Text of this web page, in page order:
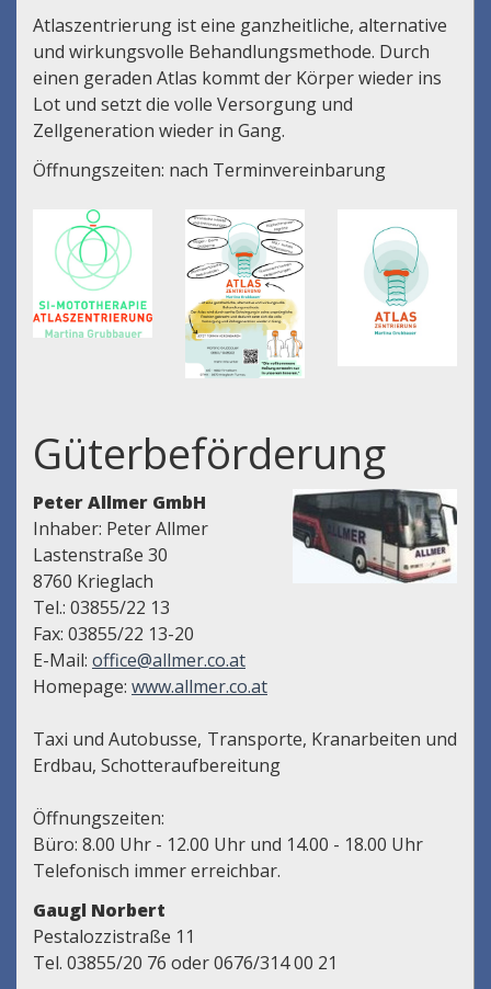
Atlaszentrierung ist eine ganzheitliche, alternative
und wirkungsvolle Behandlungsmethode. Durch
einen geraden Atlas kommt der Körper wieder ins
Lot und setzt die volle Versorgung und
Zellgeneration wieder in Gang.
Öffnungszeiten: nach Terminvereinbarung
Güterbeförderung
Peter Allmer GmbH
Inhaber: Peter Allmer
Lastenstraße 30
8760 Krieglach
Tel.: 03855/22 13
Fax: 03855/22 13-20
E-Mail: office@allmer.co.at
Homepage: www.allmer.co.at
Taxi und Autobusse, Transporte, Kranarbeiten und
Erdbau, Schotteraufbereitung
Öffnungszeiten:
Büro: 8.00 Uhr - 12.00 Uhr und 14.00 - 18.00 Uhr
Telefonisch immer erreichbar.
Gaugl Norbert
Pestalozzistraße 11
Tel. 03855/20 76 oder 0676/314 00 21